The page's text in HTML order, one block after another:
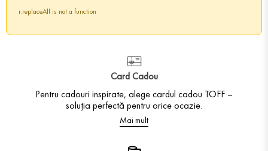
r.replaceAll is not a function
Card Cadou
Pentru cadouri inspirate, alege cardul cadou TOFF –
soluția perfectă pentru orice ocazie.
Mai mult